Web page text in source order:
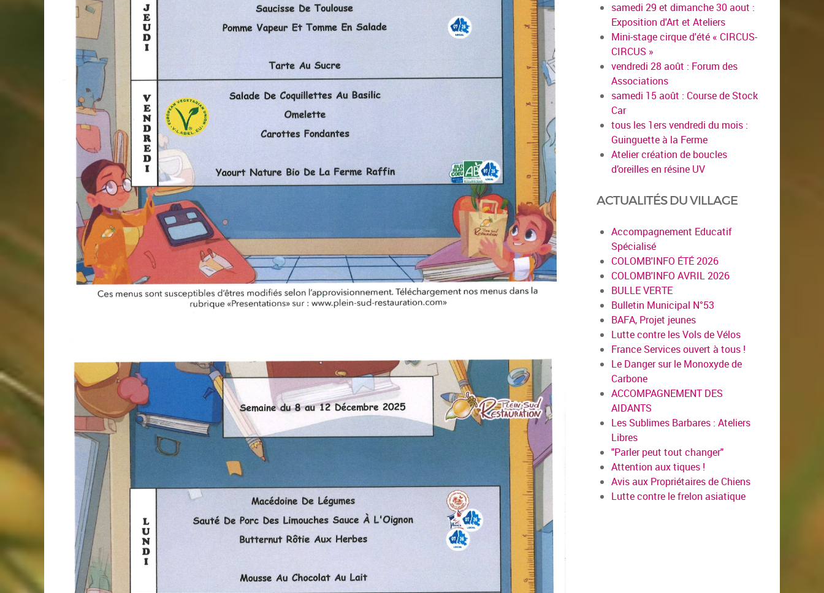
samedi 29 et dimanche 30 aout :
Exposition d'Art et Ateliers
Mini-stage cirque d'été « CIRCUS-
CIRCUS »
vendredi 28 août : Forum des
Associations
samedi 15 août : Course de Stock
Car
tous les 1ers vendredi du mois :
Guinguette à la Ferme
Atelier création de boucles
d’oreilles en résine UV
ACTUALITÉS DU VILLAGE
Accompagnement Educatif
Spécialisé
COLOMB'INFO ÉTÉ 2026
COLOMB'INFO AVRIL 2026
BULLE VERTE
Bulletin Municipal N°53
BAFA, Projet jeunes
Lutte contre les Vols de Vélos
France Services ouvert à tous !
Le Danger sur le Monoxyde de
Carbone
ACCOMPAGNEMENT DES
AIDANTS
Les Sublimes Barbares : Ateliers
Libres
"Parler peut tout changer"
Attention aux tiques !
Avis aux Propriétaires de Chiens
Lutte contre le frelon asiatique